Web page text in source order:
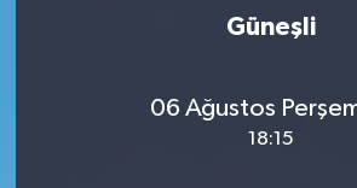
Güneşli
06 Ağustos
18:15
Sağlık & Yaşam